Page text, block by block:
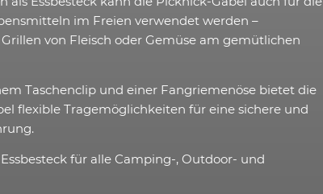
im Freien verwendet werden –
von Fleisch oder Gemüse am gemütlichen
Taschenclip und einer Fangriemenöse bietet die
flexible Tragemöglichkeiten für eine sichere und
für alle Camping-, Outdoor- und